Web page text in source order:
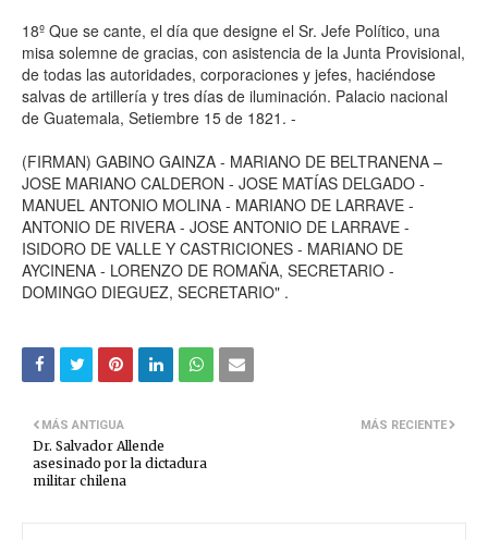
18º Que se cante, el día que designe el Sr. Jefe Político, una
misa solemne de gracias, con asistencia de la Junta Provisional,
de todas las autoridades, corporaciones y jefes, haciéndose
salvas de artillería y tres días de iluminación. Palacio nacional
de Guatemala, Setiembre 15 de 1821. -
(FIRMAN) GABINO GAINZA - MARIANO DE BELTRANENA –
JOSE MARIANO CALDERON - JOSE MATÍAS DELGADO -
MANUEL ANTONIO MOLINA - MARIANO DE LARRAVE -
ANTONIO DE RIVERA - JOSE ANTONIO DE LARRAVE -
ISIDORO DE VALLE Y CASTRICIONES - MARIANO DE
AYCINENA - LORENZO DE ROMAÑA, SECRETARIO -
DOMINGO DIEGUEZ, SECRETARIO" .
MÁS RECIENTE
MÁS ANTIGUA
Dr. Salvador Allende
asesinado por la dictadura
militar chilena